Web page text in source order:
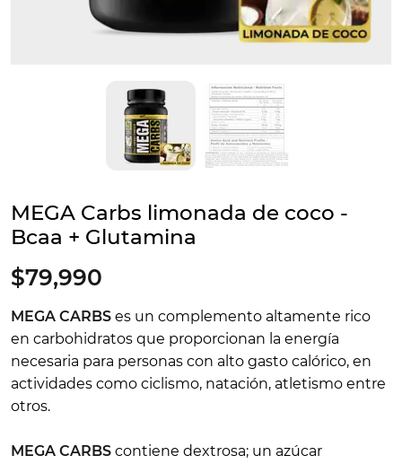
MEGA Carbs limonada de coco -
Bcaa + Glutamina
$79,990
MEGA CARBS es un complemento altamente rico
en carbohidratos que proporcionan la energía
necesaria para personas con alto gasto calórico, en
actividades como ciclismo, natación, atletismo entre
otros.
MEGA CARBS contiene dextrosa; un azúcar